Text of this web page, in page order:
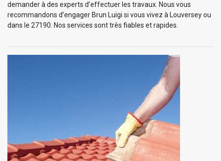
demander à des experts d’effectuer les travaux. Nous vous
recommandons d’engager Brun Luigi si vous vivez à Louversey ou
dans le 27190. Nos services sont très fiables et rapides.